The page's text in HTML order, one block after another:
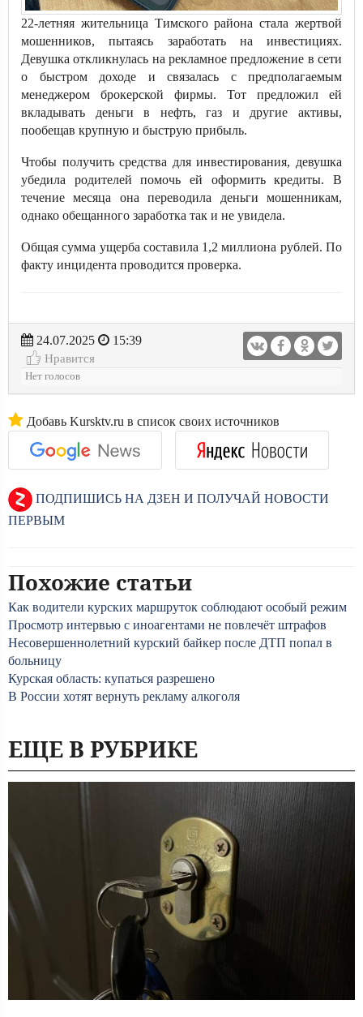
22-летняя жительница Тимского района стала жертвой
мошенников, пытаясь заработать на инвестициях.
Девушка откликнулась на рекламное предложение в сети
о быстром доходе и связалась с предполагаемым
менеджером брокерской фирмы. Тот предложил ей
вкладывать деньги в нефть, газ и другие активы,
пообещав крупную и быструю прибыль.
Чтобы получить средства для инвестирования, девушка
убедила родителей помочь ей оформить кредиты. В
течение месяца она переводила деньги мошенникам,
однако обещанного заработка так и не увидела.
Общая сумма ущерба составила 1,2 миллиона рублей. По
факту инцидента проводится проверка.
24.07.2025
15:39
Нравится
Нет голосов
Добавь Kursktv.ru в список своих источников
ПОДПИШИСЬ НА ДЗЕН И ПОЛУЧАЙ НОВОСТИ
ПЕРВЫМ
Похожие статьи
Как водители курских маршруток соблюдают особый режим
Просмотр интервью с иноагентами не повлечёт штрафов
Несовершеннолетний курский байкер после ДТП попал в
больницу
Курская область: купаться разрешено
В России хотят вернуть рекламу алкоголя
ЕЩЕ В РУБРИКЕ